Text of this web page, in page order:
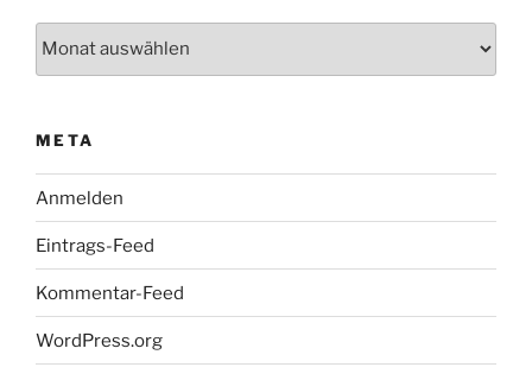
META
Anmelden
Eintrags-Feed
Kommentar-Feed
WordPress.org